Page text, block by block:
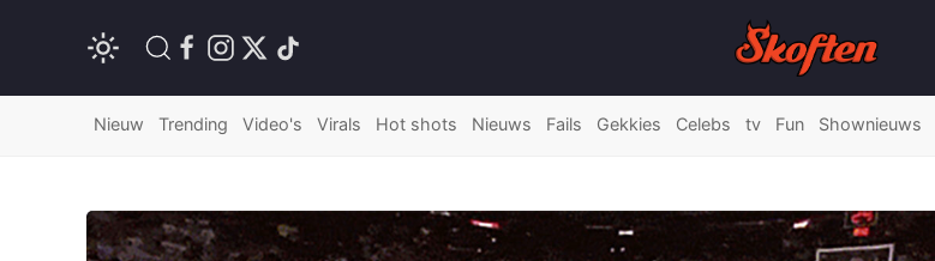
Nieuw Trending Video's Virals Hot shots Nieuws Fails Gekkies Celebs tv Fun Shownieuws